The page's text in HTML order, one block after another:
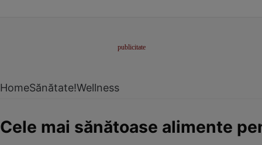
HomeSănătate!Wellness
Cele mai sănătoase alimente